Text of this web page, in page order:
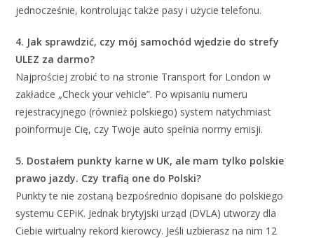
jednocześnie, kontrolując także pasy i użycie telefonu.
4. Jak sprawdzić, czy mój samochód wjedzie do strefy
ULEZ za darmo?
Najprościej zrobić to na stronie Transport for London w
zakładce „Check your vehicle”. Po wpisaniu numeru
rejestracyjnego (również polskiego) system natychmiast
poinformuje Cię, czy Twoje auto spełnia normy emisji.
5. Dostałem punkty karne w UK, ale mam tylko polskie
prawo jazdy. Czy trafią one do Polski?
Punkty te nie zostaną bezpośrednio dopisane do polskiego
systemu CEPiK. Jednak brytyjski urząd (DVLA) utworzy dla
Ciebie wirtualny rekord kierowcy. Jeśli uzbierasz na nim 12